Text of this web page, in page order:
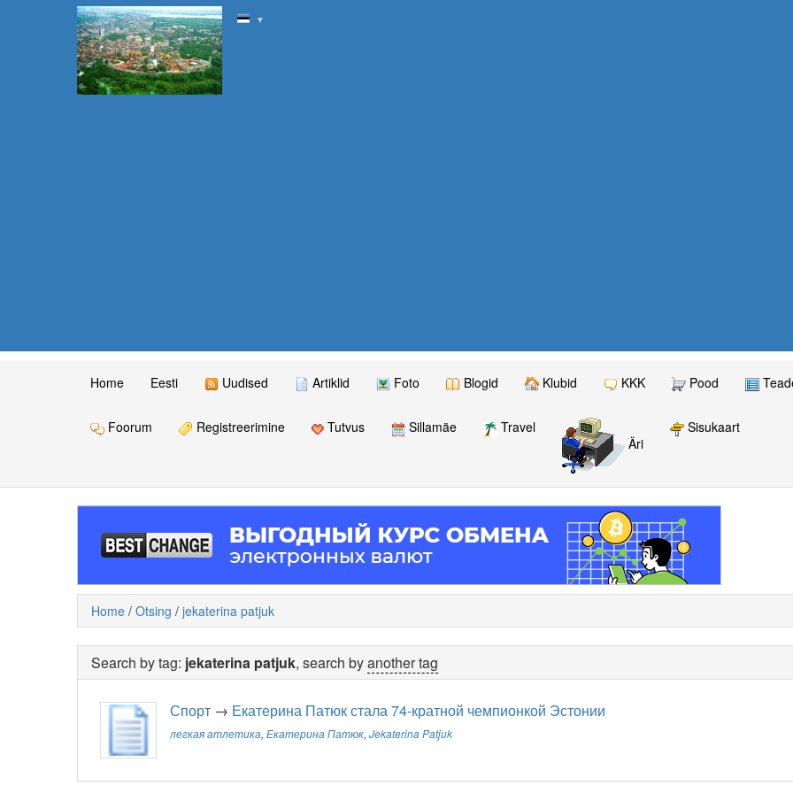
▼
Home Eesti Uudised Artiklid Foto Blogid Klubid KKK Pood
Foorum Registreerimine Tutvus Sillamäe
Travel
Äri
Sisukaart
Home / Otsing / jekaterina patjuk
Search by tag: jekaterina patjuk, search byanother tag
Спорт → Екатерина Патюк стала 74-кратной чемпионкой Эстонии
легкая атлетика, Екатерина Патюк, Jekaterina Patjuk